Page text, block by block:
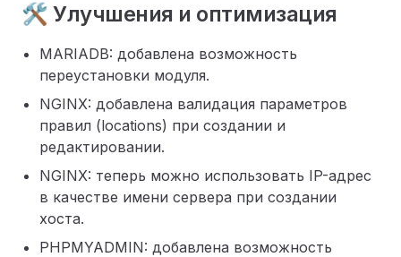
🛠️ Улучшения и оптимизация
MARIADB: добавлена возможность
переустановки модуля.
NGINX: добавлена валидация параметров
правил (locations) при создании и
редактировании.
NGINX: теперь можно использовать IP-адрес
в качестве имени сервера при создании
хоста.
PHPMYADMIN: добавлена возможность